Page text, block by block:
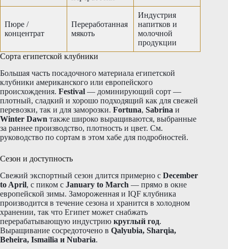
Пюре /
концентрат
Переработанная
мякоть
Индустрия
напитков и
молочной
продукции
Сорта египетской клубники
Большая часть посадочного материала египетской
клубники американского или европейского
происхождения. Festival — доминирующий сорт —
плотный, сладкий и хорошо подходящий как для свежей
перевозки, так и для заморозки. Fortuna, Sabrina и
Winter Dawn также широко выращиваются, выбранные
за раннее производство, плотность и цвет. См.
руководство по сортам в этом хабе для подробностей.
Сезон и доступность
Свежий экспортный сезон длится примерно с December
to April, с пиком с January to March — прямо в окне
европейской зимы. Замороженная и IQF клубника
производится в течение сезона и хранится в холодном
хранении, так что Египет может снабжать
перерабатывающую индустрию круглый год.
Выращивание сосредоточено в Qalyubia, Sharqia,
Beheira, Ismailia и Nubaria.